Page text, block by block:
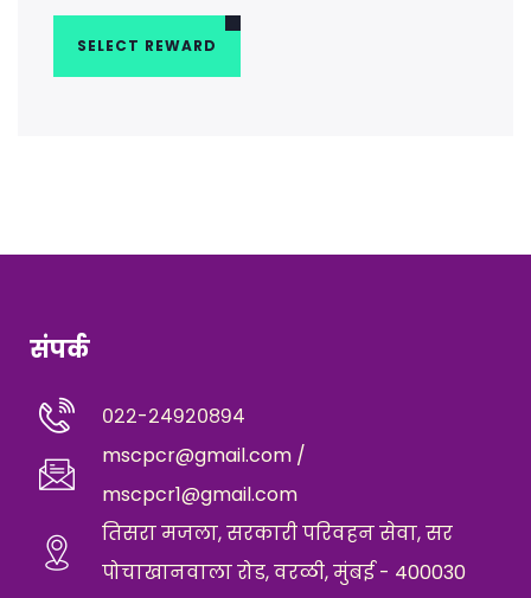
SELECT REWARD
संपर्क
०२२-२४९२०८९४
mscpcr@gmail.com /
mscpcr1@gmail.com
तिसरा मजला, सरकारी परिवहन सेवा, सर
पोचाखानवाला रोड, वरळी, मुंबई - 400030